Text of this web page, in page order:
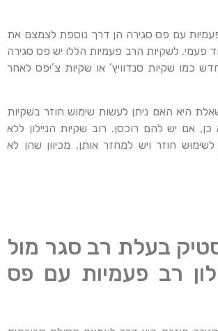
עם פס סגירה הן דרך נוספת לצמצם את
פעמי. לשקיות הרב פעמיות הללו יש פס סגירה
כמו שקיות סנדוויץ’ או שקיות צ’יפס לאחר
היא האם ניתן לעשות שימוש חוזר בשקיות
כן, אם יש להם רוכסן. רוב שקיות הניילון ללא
לשימוש חוזר ויש למחזר אותן, מכיוון שהן לא
בעלת רב סגר מול
רב פעמיות עם פס